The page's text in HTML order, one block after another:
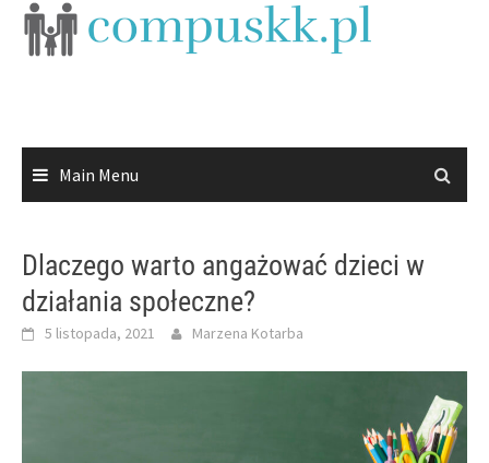
Skip
Main Menu
Dlaczego warto angażować dzieci w
działania społeczne?
5 listopada, 2021 Marzena Kotarba